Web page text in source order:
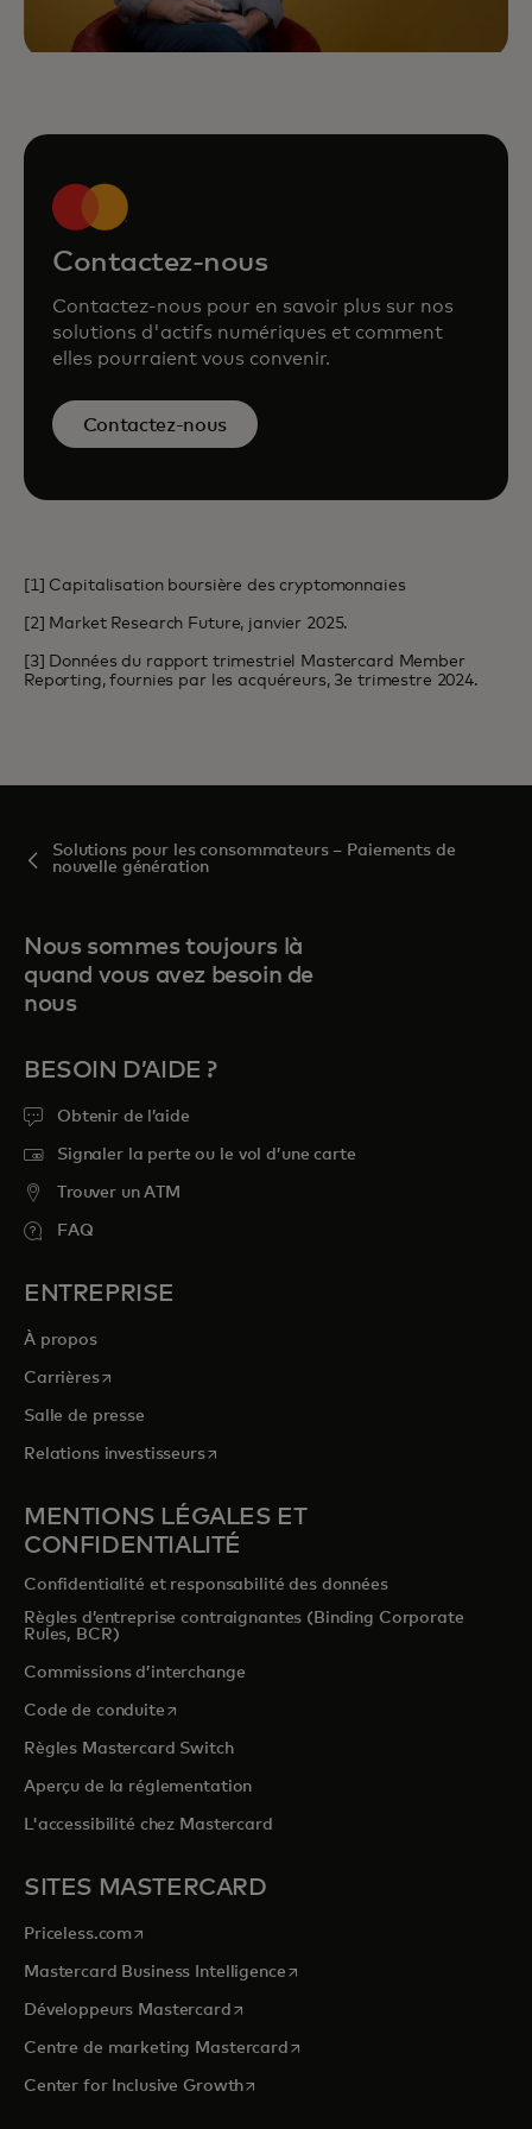
Contactez-nous
Contactez-nous pour en savoir plus sur nos
solutions d'actifs numériques et comment
elles pourraient vous convenir.
Contactez-nous
[1] Capitalisation boursière des cryptomonnaies
[2] Market Research Future, janvier 2025.
[3] Données du rapport trimestriel Mastercard Member
Reporting, fournies par les acquéreurs, 3e trimestre 2024.
Solutions pour les consommateurs – Paiements de
nouvelle génération
Nous sommes toujours là
quand vous avez besoin de
nous
BESOIN D’AIDE ?
Obtenir de l’aide
Signaler la perte ou le vol d’une carte
Trouver un ATM
FAQ
ENTREPRISE
À propos
Carrièress’ouvre dans un nouvel onglet
Salle de presse
Relations investisseurss’ouvre dans un nouvel onglet
MENTIONS LÉGALES ET
CONFIDENTIALITÉ
Confidentialité et responsabilité des données
Règles d’entreprise contraignantes (Binding Corporate
Rules, BCR)
Commissions d’interchange
Code de conduites’ouvre dans un nouvel onglet
Règles Mastercard Switch
Aperçu de la réglementation
L'accessibilité chez Mastercard
SITES MASTERCARD
Priceless.com s’ouvre dans un nouvel onglet
Mastercard Business Intelligences’ouvre dans un nouvel onglet
Développeurs Mastercards’ouvre dans un nouvel onglet
Centre de marketing Mastercards’ouvre dans un nouvel onglet
Center for Inclusive Growths’ouvre dans un nouvel onglet